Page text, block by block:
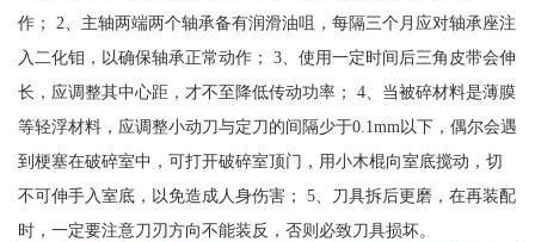
作； 2、主轴两端两个轴承备有润滑油咀，每隔三个月应对轴承座注
入二化钼，以确保轴承正常动作； 3、使用一定时间后三角皮带会伸
长，应调整其中心距，才不至降低传动功率； 4、当被碎材料是薄膜
等轻浮材料，应调整小动刀与定刀的间隔少于0.1mm以下，偶尔会遇
到梗塞在破碎室中，可打开破碎室顶门，用小木棍向室底搅动，切
不可伸手入室底，以免造成人身伤害； 5、刀具拆后更磨，在再装配
时，一定要注意刀刃方向不能装反，否则必致刀具损坏。